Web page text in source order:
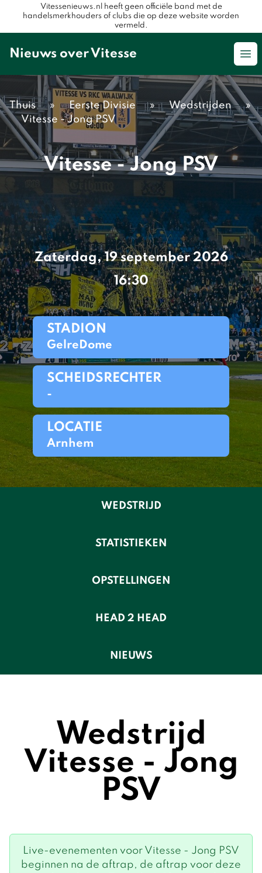
Vitessenieuws.nl heeft geen officiële band met de
handelsmerkhouders of clubs die op deze website worden
vermeld.
Nieuws over Vitesse
Thuis » Eerste Divisie » Wedstrijden
»
Vitesse - Jong PSV
Vitesse - Jong PSV
Zaterdag, 19 september 2026
16:30
STADION
GelreDome
SCHEIDSRECHTER
-
LOCATIE
Arnhem
WEDSTRIJD
STATISTIEKEN
OPSTELLINGEN
HEAD 2 HEAD
NIEUWS
Wedstrijd
Vitesse - Jong
PSV
Live-evenementen voor Vitesse - Jong PSV
beginnen na de aftrap, de aftrap voor deze